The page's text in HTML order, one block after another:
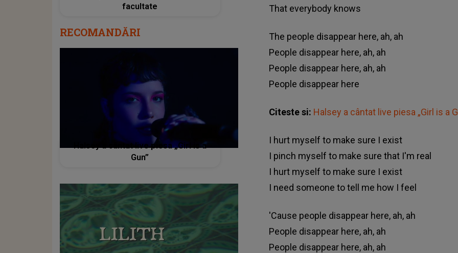
That everybody knows
The people disappear here, ah, ah
People disappear here, ah, ah
People disappear here, ah, ah
People disappear here
Citeste si: Halsey a cântat live piesa „Girl is a
I hurt myself to make sure I exist
I pinch myself to make sure that I'm real
I hurt myself to make sure I exist
I need someone to tell me how I feel
'Cause people disappear here, ah, ah
People disappear here, ah, ah
People disappear here, ah, ah
facultate
RECOMANDĂRI
Halsey a cântat live piesa „Girl is a
Gun”